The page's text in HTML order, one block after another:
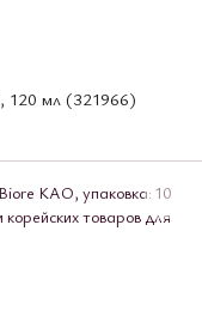
120 мл (321966)